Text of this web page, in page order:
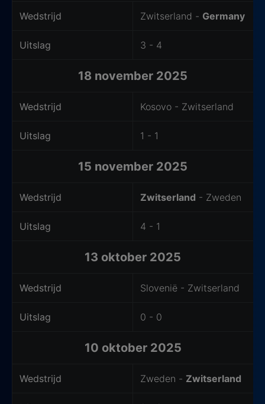
Wedstrijd Zwitserland - Germany
Uitslag 3 - 4
18 november 2025
Wedstrijd Kosovo - Zwitserland
Uitslag 1 - 1
15 november 2025
Wedstrijd Zwitserland - Zweden
Uitslag 4 - 1
13 oktober 2025
Wedstrijd Slovenië - Zwitserland
Uitslag 0 - 0
10 oktober 2025
Wedstrijd Zweden - Zwitserland